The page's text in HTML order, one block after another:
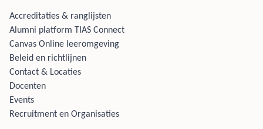
Accreditaties & ranglijsten
Alumni platform TIAS Connect
Canvas Online leeromgeving
Beleid en richtlijnen
Contact & Locaties
Docenten
Events
Recruitment en Organisaties